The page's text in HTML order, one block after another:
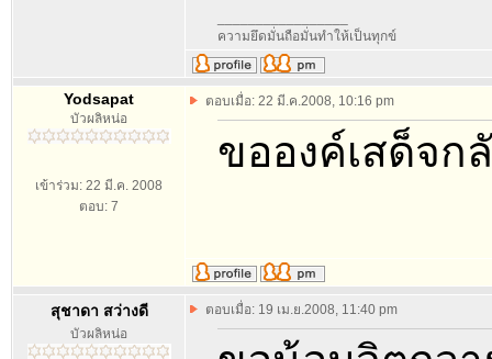
ความยึดมั่นถือมั่นทำให้เป็นทุกข์
Yodsapat
บัวผลิหน่อ
เข้าร่วม: 22 มี.ค. 2008
ตอบ: 7
ตอบเมื่อ: 22 มี.ค.2008, 10:16 pm
ขอองค์เสด็จก
สุชาดา สว่างดี
บัวผลิหน่อ
ตอบเมื่อ: 19 เม.ย.2008, 11:40 pm